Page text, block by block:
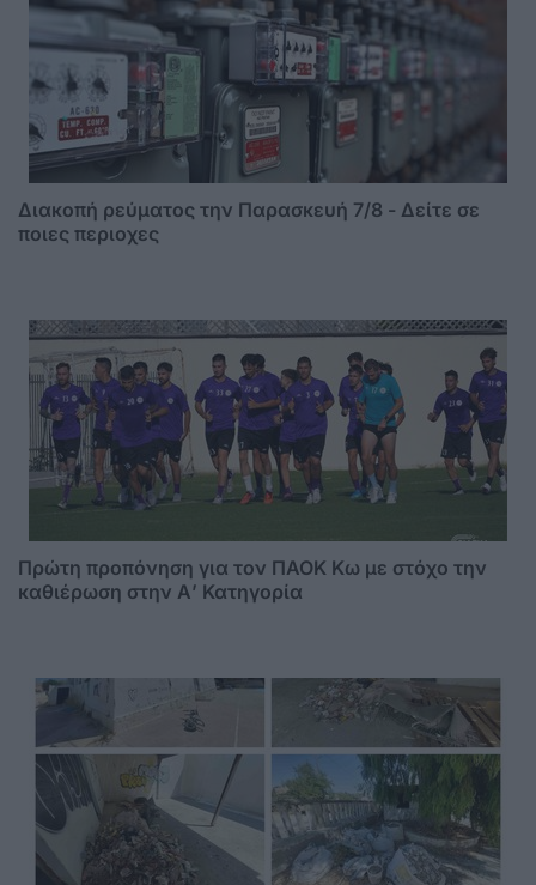
Διακοπή ρεύματος την Παρασκευή 7/8 - Δείτε σε
ποιες περιοχες
Πρώτη προπόνηση για τον ΠΑΟΚ Κω με στόχο την
καθιέρωση στην Α’ Κατηγορία